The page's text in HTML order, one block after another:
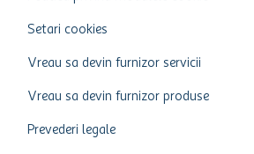
Setari cookies
Vreau sa devin furnizor servicii
Vreau sa devin furnizor produse
Prevederi legale